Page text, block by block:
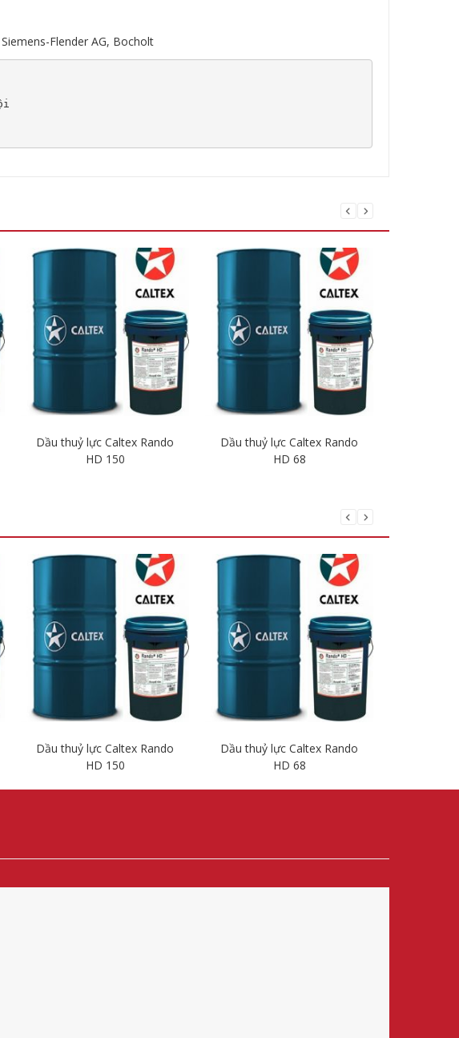
Flender AG, Bocholt
Dầu thuỷ lực Caltex Rando
HD 150
Dầu thuỷ lực Caltex Rando
HD 68
Dầu thuỷ lực Caltex Rando
HD 150
Chi tiết
Dầu thuỷ lực Caltex Rando
HD 68
Chi tiết